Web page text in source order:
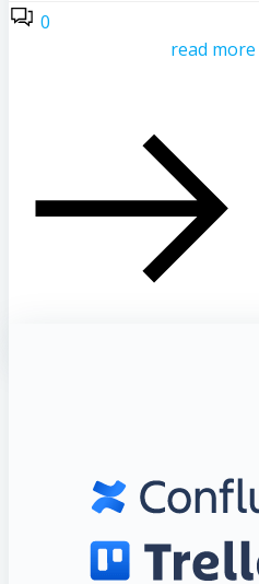
0
read more